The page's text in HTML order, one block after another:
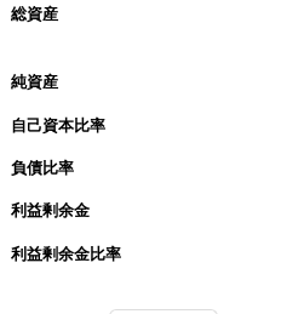
総資産
純資産
自己資本比率
負債比率
利益剰余金
利益剰余金比率